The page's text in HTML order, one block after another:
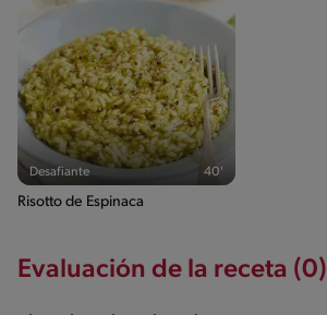
Desafiante 40'
Risotto de Espinaca
Evaluación de la receta (0)